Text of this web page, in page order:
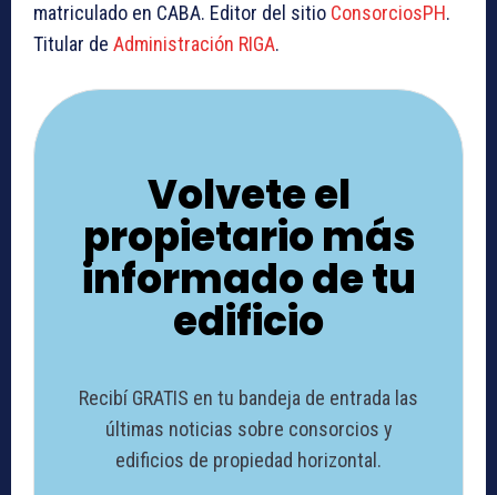
matriculado en CABA. Editor del sitio ConsorciosPH.
Titular de Administración RIGA.
Volvete el
propietario más
informado de tu
edificio
Recibí GRATIS en tu bandeja de entrada las
últimas noticias sobre consorcios y
edificios de propiedad horizontal.